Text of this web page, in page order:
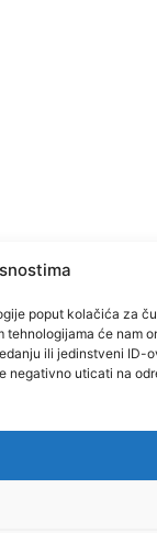
poput kolačića za
tehnologijama će nam
ili jedinstveni ID-
negativno uticati na